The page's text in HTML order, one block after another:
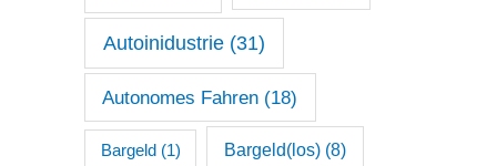
h
Autoinidustrie(31)
Autonomes Fahren (18)
Bargeld (1) Bargeld(los)(8)